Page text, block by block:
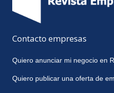
Contacto empresas
Quiero anunciar mi negocio en
Quiero publicar una oferta de